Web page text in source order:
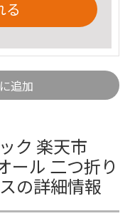
る
追加
ク 楽天市
ール 二つ折り
の詳細情報